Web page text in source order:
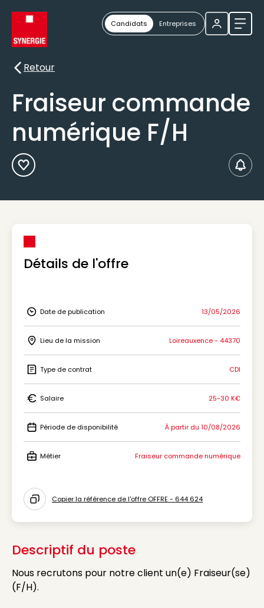
Candidats Entreprises
Retour
Retour
Fraiseur commande
numérique F/H
Ajouter aux Favoris
Détails de l'offre
Icon Date de publication
Date de publication 13/05/2026
Icon Lieu de la mission
Lieu de la mission Loireauxence - 44370
Icon Type de contrat
Type de contrat CDI
Icon Salaire
Salaire 25-30 K€
Icon Période de disponibilité
Période de disponibilité À partir du 10/08/2026
Métier Fraiseur commande numérique
Icon copy to clipboard
Copier la référence de l'offre OFFRE - 644 624
Descriptif du poste
Nous recrutons pour notre client un(e) Fraiseur(se)
(F/H).